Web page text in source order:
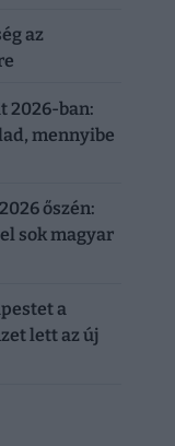
az
2026-ban:
mennyibe
őszén:
sok magyar
a
lett az új